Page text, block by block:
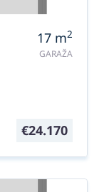
17 m2
GARAŽA
€24.170